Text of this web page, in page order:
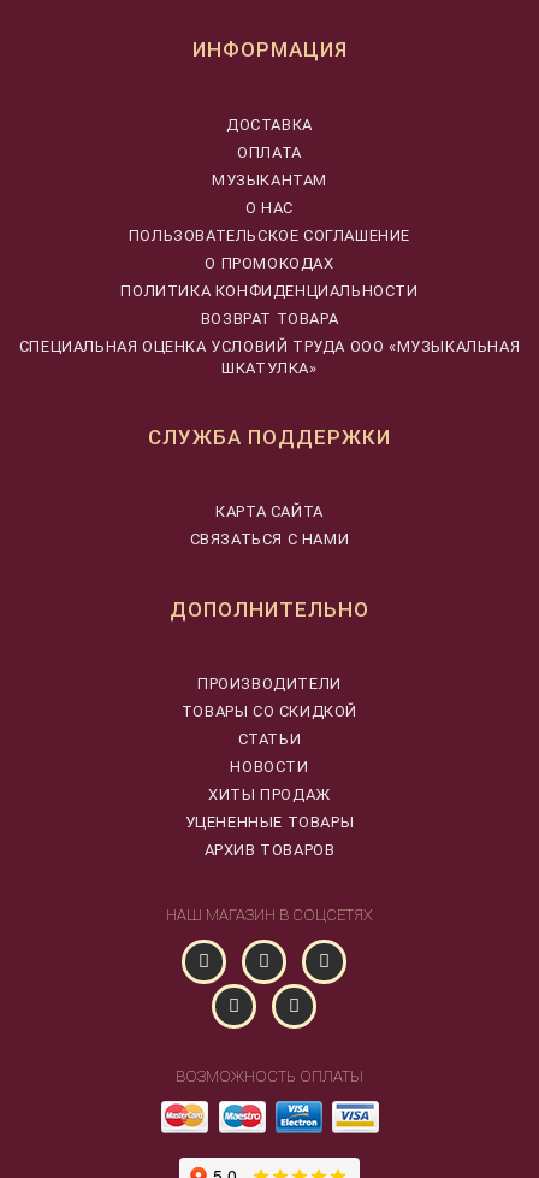
ИНФОРМАЦИЯ
ДОСТАВКА
ОПЛАТА
МУЗЫКАНТАМ
О НАС
ПОЛЬЗОВАТЕЛЬСКОЕ СОГЛАШЕНИЕ
О ПРОМОКОДАХ
ПОЛИТИКА КОНФИДЕНЦИАЛЬНОСТИ
ВОЗВРАТ ТОВАРА
CПЕЦИАЛЬНАЯ ОЦЕНКА УСЛОВИЙ ТРУДА ООО «МУЗЫКАЛЬНАЯ
ШКАТУЛКА»
СЛУЖБА ПОДДЕРЖКИ
КАРТА САЙТА
СВЯЗАТЬСЯ С НАМИ
ДОПОЛНИТЕЛЬНО
ПРОИЗВОДИТЕЛИ
ТОВАРЫ СО СКИДКОЙ
СТАТЬИ
НОВОСТИ
ХИТЫ ПРОДАЖ
УЦЕНЕННЫЕ ТОВАРЫ
АРХИВ ТОВАРОВ
НАШ МАГАЗИН В СОЦСЕТЯХ
ВОЗМОЖНОСТЬ ОПЛАТЫ